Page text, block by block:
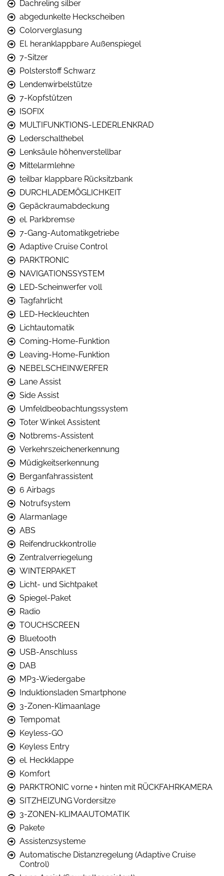
Dachreling silber
abgedunkelte Heckscheiben
Colorverglasung
El. heranklappbare Außenspiegel
7-Sitzer
Polsterstoff Schwarz
Lendenwirbelstütze
7-Kopfstützen
ISOFIX
MULTIFUNKTIONS-LEDERLENKRAD
Lederschalthebel
Lenksäule höhenverstellbar
Mittelarmlehne
teilbar klappbare Rücksitzbank
DURCHLADEMÖGLICHKEIT
Gepäckraumabdeckung
el. Parkbremse
7-Gang-Automatikgetriebe
Adaptive Cruise Control
PARKTRONIC
NAVIGATIONSSYSTEM
LED-Scheinwerfer voll
Tagfahrlicht
LED-Heckleuchten
Lichtautomatik
Coming-Home-Funktion
Leaving-Home-Funktion
NEBELSCHEINWERFER
Lane Assist
Side Assist
Umfeldbeobachtungssystem
Toter Winkel Assistent
Notbrems-Assistent
Verkehrszeichenerkennung
Müdigkeitserkennung
Berganfahrassistent
6 Airbags
Notrufsystem
Alarmanlage
ABS
Reifendruckkontrolle
Zentralverriegelung
WINTERPAKET
Licht- und Sichtpaket
Spiegel-Paket
Radio
TOUCHSCREEN
Bluetooth
USB-Anschluss
DAB
MP3-Wiedergabe
Induktionsladen Smartphone
3-Zonen-Klimaanlage
Tempomat
Keyless-GO
Keyless Entry
el. Heckklappe
Komfort
PARKTRONIC vorne + hinten mit RÜCKFAHRKAMERA
SITZHEIZUNG Vordersitze
3-ZONEN-KLIMAAUTOMATIK
Pakete
Assistenzsysteme
Automatische Distanzregelung (Adaptive Cruise
Control)